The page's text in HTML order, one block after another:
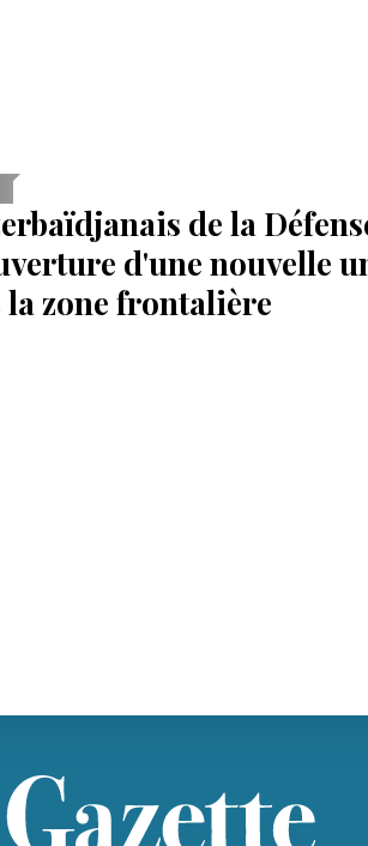
de la
d'une nouvelle
zone frontalière